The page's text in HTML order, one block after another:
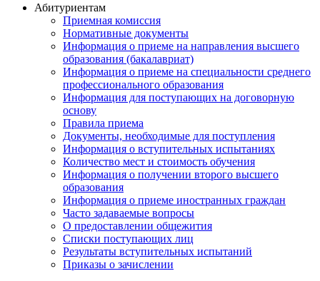
Абитуриентам
Приемная комиссия
Нормативные документы
Информация о приеме на направления высшего
образования (бакалавриат)
Информация о приеме на специальности среднего
профессионального образования
Информация для поступающих на договорную
основу
Правила приема
Документы, необходимые для поступления
Информация о вступительных испытаниях
Количество мест и стоимость обучения
Информация о получении второго высшего
образования
Информация о приеме иностранных граждан
Часто задаваемые вопросы
О предоставлении общежития
Списки поступающих лиц
Результаты вступительных испытаний
Приказы о зачислении